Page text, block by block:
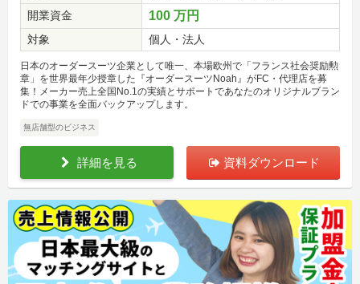
開業資金
100 万円
対象 個人・法人
日本のオーダースーツ企業として唯一、本場欧州で「フランス社会奨励勲
章」を世界最年少授章した『オーダースーツNoah』がFC・代理店を募
集！メーカー売上全国No.1の実績とサポートであなたのオリジナルブラン
ドでの事業を全面バックアップします。
無店舗型のビジネス
詳細を見る 資料ダウンロード